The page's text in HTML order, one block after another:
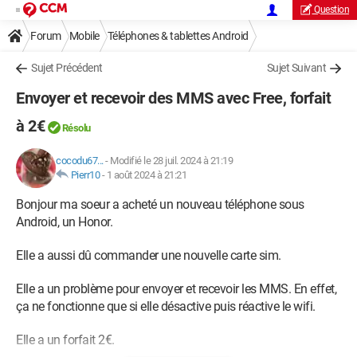
Question
Forum Mobile Téléphones & tablettes Android
Sujet Précédent Sujet Suivant
Envoyer et recevoir des MMS avec Free, forfait
à 2€
Résolu
cocodu67...- Modifié le 28 juil. 2024 à 21:19
Pierr10- 1 août 2024 à 21:21
Bonjour ma soeur a acheté un nouveau téléphone sous
Android, un Honor.
Elle a aussi dû commander une nouvelle carte sim.
Elle a un problème pour envoyer et recevoir les MMS. En effet,
ça ne fonctionne que si elle désactive puis réactive le wifi.
Elle a un forfait 2€.